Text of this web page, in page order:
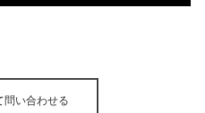
問い合わせる